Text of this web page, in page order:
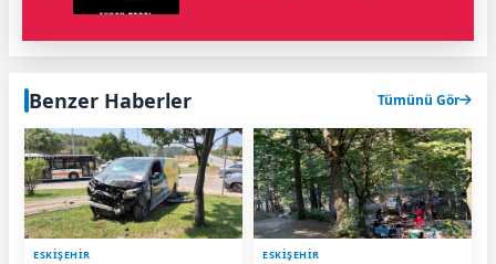
Benzer Haberler Tümünü Gör
ESKIŞEHIR ESKIŞEHIR